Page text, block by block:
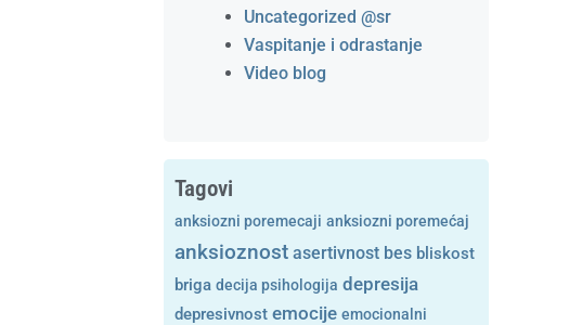
Uncategorized @sr
Vaspitanje i odrastanje
Video blog
Tagovi
anksiozni poremecaji anksiozni poremećaj
anksioznost asertivnost bes bliskost
briga decija psihologija depresija
depresivnost emocije emocionalni